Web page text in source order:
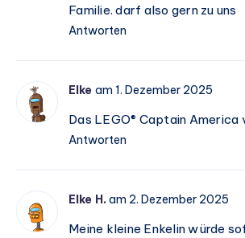
Familie. darf also gern zu uns
Antworten
Elke am 1. Dezember 2025
Das LEGO® Captain America
Antworten
Elke H. am 2. Dezember 2025
Meine kleine Enkelin würde